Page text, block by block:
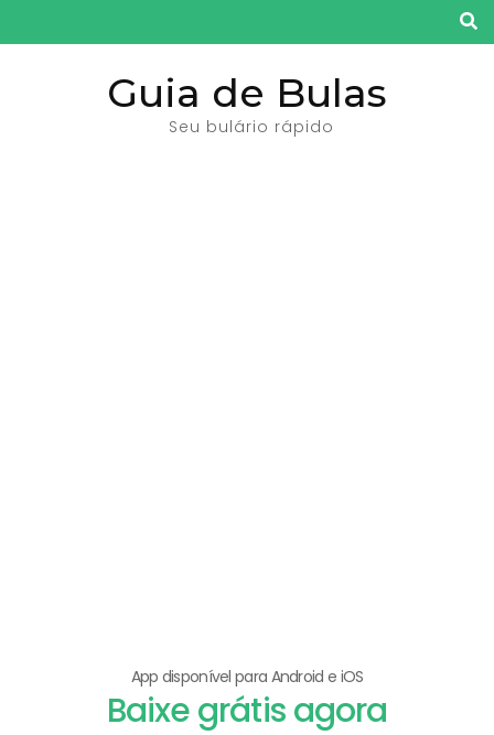
para
Guia de Bulas
Seu bulário rápido
App disponível para Android e iOS
Baixe grátis agora